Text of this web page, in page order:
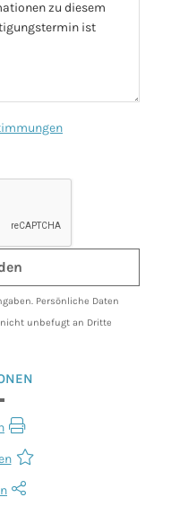
Persönliche Daten
unbefugt an Dritte